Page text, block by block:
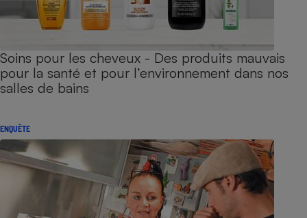
Soins pour les cheveux - Des produits mauvais
pour la santé et pour l’environnement dans nos
salles de bains
ENQUÊTE